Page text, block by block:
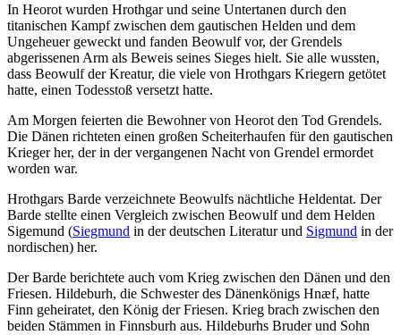
In Heorot wurden Hrothgar und seine Untertanen durch den
titanischen Kampf zwischen dem gautischen Helden und dem
Ungeheuer geweckt und fanden Beowulf vor, der Grendels
abgerissenen Arm als Beweis seines Sieges hielt. Sie alle wussten,
dass Beowulf der Kreatur, die viele von Hrothgars Kriegern getötet
hatte, einen Todesstoß versetzt hatte.
Am Morgen feierten die Bewohner von Heorot den Tod Grendels.
Die Dänen richteten einen großen Scheiterhaufen für den gautischen
Krieger her, der in der vergangenen Nacht von Grendel ermordet
worden war.
Hrothgars Barde verzeichnete Beowulfs nächtliche Heldentat. Der
Barde stellte einen Vergleich zwischen Beowulf und dem Helden
Sigemund (Siegmund in der deutschen Literatur und Sigmund in der
nordischen) her.
Der Barde berichtete auch vom Krieg zwischen den Dänen und den
Friesen. Hildeburh, die Schwester des Dänenkönigs Hnæf, hatte
Finn geheiratet, den König der Friesen. Krieg brach zwischen den
beiden Stämmen in Finnsburh aus. Hildeburhs Bruder und Sohn